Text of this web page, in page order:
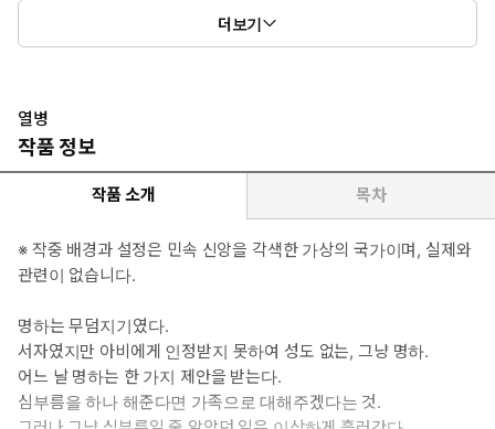
▷ 수: 명하 - 어촌 고을의 진사댁 서자로 무덤지기. 진사댁 식구로
받아들여지고 싶어 아버지인 진사가 시키는 이상한 심부름을 받아
약이 될 것인가.
#다정수 #헌신수 #임신수 #순정수 #도망수 #상처수 #후천적병약
수
▷ 이럴 때 보세요: 외로워하던 이들이 서로를 구원하며 운명마저 뒤
엎고 행복해지는 이야기가 보고 싶을 때
▷ 공감 글귀 : “저하의 시선 한 줌에도 저는 죽어요….”
더보기
열병
작품 정보
작품 소개 목차
※ 작중 배경과 설정은 민속 신앙을 각색한 가상의 국가이며, 실제와
관련이 없습니다.
명하는 무덤지기였다.
서자였지만 아비에게 인정받지 못하여 성도 없는, 그냥 명하.
어느 날 명하는 한 가지 제안을 받는다.
심부름을 하나 해준다면 가족으로 대해주겠다는 것.